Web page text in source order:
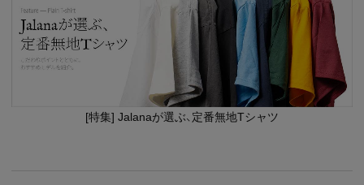
[特集] Jalanaが選ぶ、定番無地Tシャツ